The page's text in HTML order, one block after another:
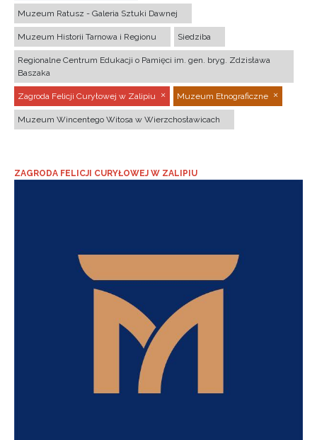
Muzeum Ratusz - Galeria Sztuki Dawnej
Muzeum Historii Tarnowa i Regionu Siedziba
Regionalne Centrum Edukacji o Pamięci im. gen. bryg. Zdzisława
Baszaka
Zagroda Felicji Curyłowej w Zalipiu Muzeum Etnograficzne
Muzeum Wincentego Witosa w Wierzchosławicach
ZAGRODA FELICJI CURYŁOWEJ W ZALIPIU